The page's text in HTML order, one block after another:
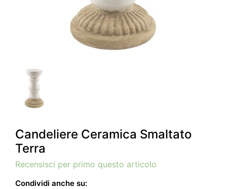
Candeliere Ceramica Smaltato
Terra
Recensisci per primo questo articolo
Condividi anche su: